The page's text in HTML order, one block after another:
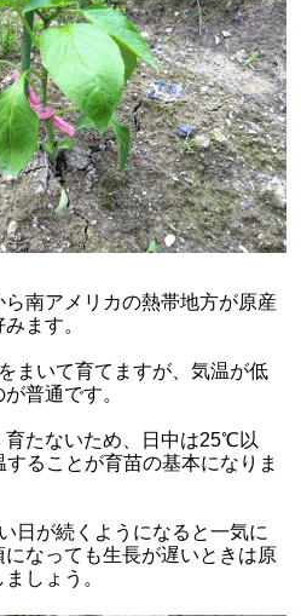
南アメリカの熱帯地方が原産
ます。
まいて育てますが、気温が低
普通です。
育たないため、日中は25℃以
ることが育苗の基本になりま
日が続くようになると一気に
なっても生長が遅いときは原
しょう。